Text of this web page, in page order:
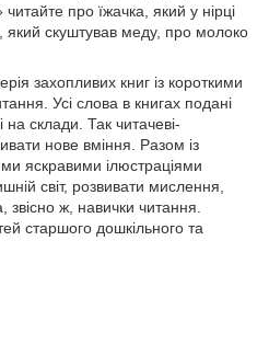
читайте про їжачка, який у нірці
який скуштував меду, про молоко
захопливих книг із короткими
Усі слова в книгах подані
склади. Так читачеві-
нове вміння. Разом із
яскравими ілюстраціями
світ, розвивати мислення,
звісно ж, навички читання.
старшого дошкільного та